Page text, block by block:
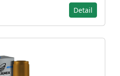
Detail